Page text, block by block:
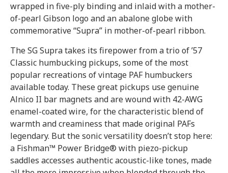
wrapped in five-ply binding and inlaid with a mother-
of-pearl Gibson logo and an abalone globe with
commemorative “Supra” in mother-of-pearl ribbon.
The SG Supra takes its firepower from a trio of ’57
Classic humbucking pickups, some of the most
popular recreations of vintage PAF humbuckers
available today. These great pickups use genuine
Alnico II bar magnets and are wound with 42-AWG
enamel-coated wire, for the characteristic blend of
warmth and creaminess that made original PAFs
legendary. But the sonic versatility doesn’t stop here:
a Fishman™ Power Bridge® with piezo-pickup
saddles accesses authentic acoustic-like tones, made